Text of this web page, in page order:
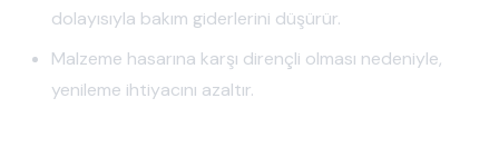
dolayısıyla bakım giderlerini düşürür.
Malzeme hasarına karşı dirençli olması nedeniyle,
yenileme ihtiyacını azaltır.